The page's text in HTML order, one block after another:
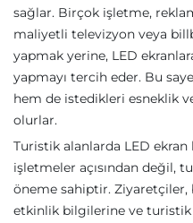
sağlar. Birçok işletme,
maliyetli televizyon veya
yapmak yerine, LED
yapmayı tercih eder. Bu
hem de istedikleri esneklik
olurlar.
Turistik alanlarda LED
işletmeler açısından değil,
öneme sahiptir. Ziyaretçiler,
etkinlik bilgilerine ve turistik